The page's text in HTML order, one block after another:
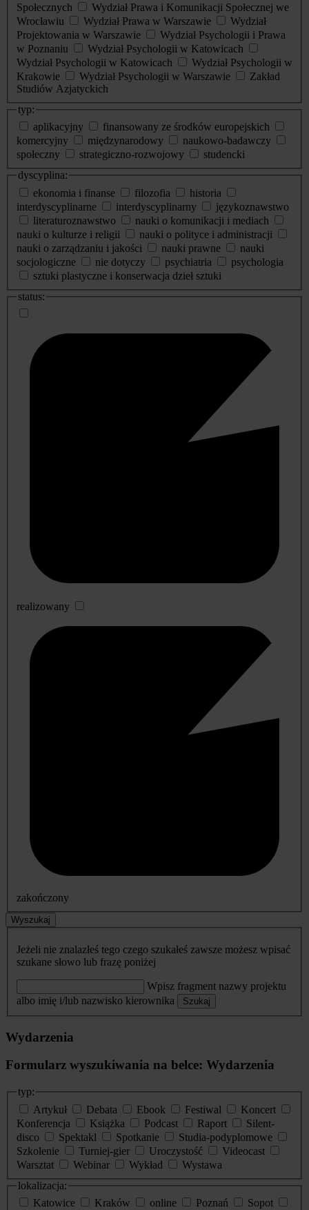
Społecznych
Wydział Prawa i Komunikacji Społecznej we
Wrocławiu
Wydział Prawa w Warszawie
Wydział
Projektowania w Warszawie
Wydział Psychologii i Prawa
w Poznaniu
Wydział Psychologii w Katowicach
Wydział Psychologii w Katowicach
Wydział Psychologii w
Krakowie
Wydział Psychologii w Warszawie
Zakład
Studiów Azjatyckich
typ:
aplikacyjny
finansowany ze środków europejskich
komercyjny
międzynarodowy
naukowo-badawczy
społeczny
strategiczno-rozwojowy
studencki
dyscyplina:
ekonomia i finanse
filozofia
historia
interdyscyplinarne
interdyscyplinarny
językoznawstwo
literaturoznawstwo
nauki o komunikacji i mediach
nauki o kulturze i religii
nauki o polityce i administracji
nauki o zarządzaniu i jakości
nauki prawne
nauki
socjologiczne
nie dotyczy psychiatria
psychologia
sztuki plastyczne i konserwacja dzieł sztuki
status:
realizowany
zakończony
Wyszukaj
Jeżeli nie znalazłeś tego czego szukałeś zawsze możesz wpisać
szukane słowo lub frazę poniżej
Wpisz fragment nazwy projektu
albo imię i/lub nazwisko kierownika
Szukaj
Wydarzenia
Formularz wyszukiwania na belce: Wydarzenia
typ:
Artykuł
Debata Ebook Festiwal
Koncert
Konferencja
Książka Podcast Raport
Silent-
disco
Spektakl Spotkanie
Studia-podyplomowe
Szkolenie
Turniej-gier Uroczystość
Videocast
Warsztat
Webinar Wykład
Wystawa
lokalizacja:
Katowice
Kraków online Poznań
Sopot